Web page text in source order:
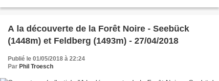
A la découverte de la Forêt Noire - Seebück
(1448m) et Feldberg (1493m) - 27/04/2018
Publié le 01/05/2018 à 22:24
Par Phil Troesch